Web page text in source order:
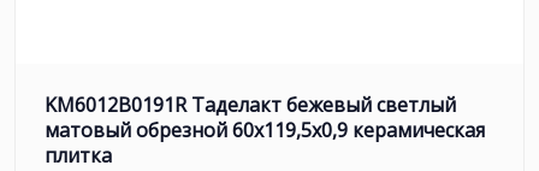
KM6012B0191R Таделакт бежевый светлый
матовый обрезной 60x119,5x0,9 керамическая
плитка